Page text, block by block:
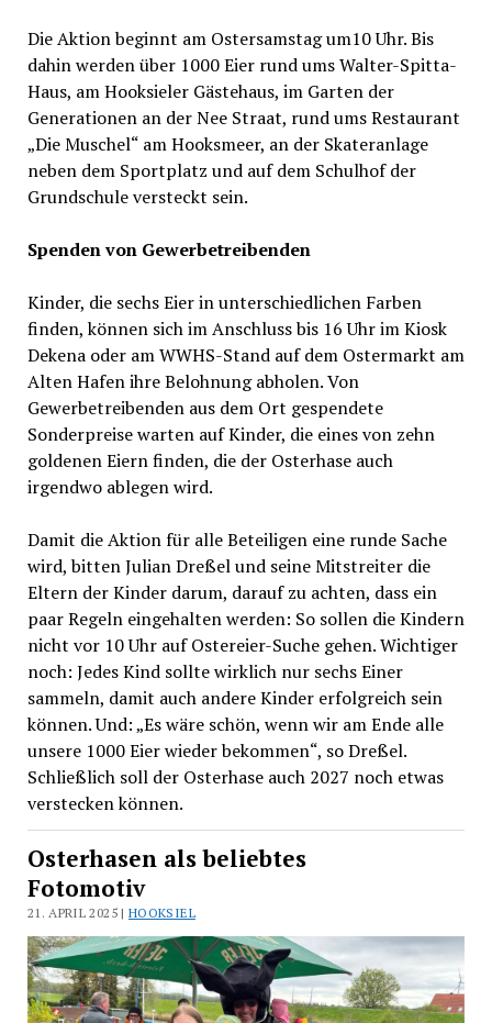
Die Aktion beginnt am Ostersamstag um10 Uhr. Bis
dahin werden über 1000 Eier rund ums Walter-Spitta-
Haus, am Hooksieler Gästehaus, im Garten der
Generationen an der Nee Straat, rund ums Restaurant
„Die Muschel“ am Hooksmeer, an der Skateranlage
neben dem Sportplatz und auf dem Schulhof der
Grundschule versteckt sein.
Spenden von Gewerbetreibenden
Kinder, die sechs Eier in unterschiedlichen Farben
finden, können sich im Anschluss bis 16 Uhr im Kiosk
Dekena oder am WWHS-Stand auf dem Ostermarkt am
Alten Hafen ihre Belohnung abholen. Von
Gewerbetreibenden aus dem Ort gespendete
Sonderpreise warten auf Kinder, die eines von zehn
goldenen Eiern finden, die der Osterhase auch
irgendwo ablegen wird.
Damit die Aktion für alle Beteiligen eine runde Sache
wird, bitten Julian Dreßel und seine Mitstreiter die
Eltern der Kinder darum, darauf zu achten, dass ein
paar Regeln eingehalten werden: So sollen die Kindern
nicht vor 10 Uhr auf Ostereier-Suche gehen. Wichtiger
noch: Jedes Kind sollte wirklich nur sechs Einer
sammeln, damit auch andere Kinder erfolgreich sein
können. Und: „Es wäre schön, wenn wir am Ende alle
unsere 1000 Eier wieder bekommen“, so Dreßel.
Schließlich soll der Osterhase auch 2027 noch etwas
verstecken können.
Osterhasen als beliebtes
Fotomotiv
21. APRIL 2025 |HOOKSIEL